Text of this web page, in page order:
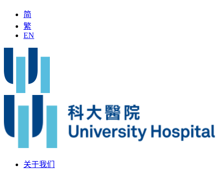
简
繁
EN
关于我们